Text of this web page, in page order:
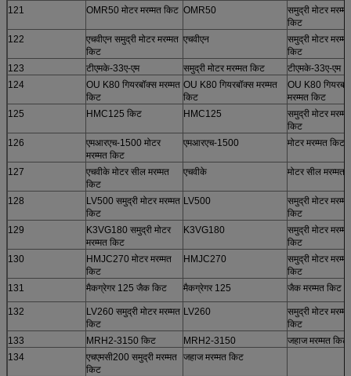
121
OMR50 मोटर मरम्मत किट OMR50
समुद्री मोटर मरम्मत
किट
122
एचवीएन समुद्री मोटर मरम्मत
किट
एचवीएन
समुद्री मोटर मरम्मत
किट
123
टीएमके-33ए-एम समुद्री मोटर मरम्मत किट
टीएमके-33ए-एम
124
OU K80 गियरबॉक्स मरम्मत
किट
OU K80 गियरबॉक्स मरम्मत
किट
OU K80
मरम्मत किट
125
HMC125 किट HMC125
समुद्री मोटर मरम्मत
किट
126
एमआरएच-1500 मोटर
मरम्मत किट
एमआरएच-1500 मोटर मरम्मत किट
127
एचवीके मोटर सील मरम्मत
किट
एचवीके मोटर सील मरम्मत
128
LV500 समुद्री मोटर मरम्मत
किट
LV500
समुद्री मोटर मरम्मत
किट
129
K3VG180 समुद्री मोटर
मरम्मत किट
K3VG180
समुद्री मोटर मरम्मत
किट
130
HMJC270 मोटर मरम्मत
किट
HMJC270
समुद्री मोटर मरम्मत
किट
131
मैकग्रेगर 125 जैक किट मैकग्रेगर 125 जैक मरम्मत किट
132
LV260 समुद्री मोटर मरम्मत
किट
LV260
समुद्री मोटर मरम्मत
किट
133
MRH2-3150 किट MRH2-3150
जहाज मरम्मत किट
134
एचएमसी200 समुद्री मरम्मत
किट
जहाज मरम्मत किट